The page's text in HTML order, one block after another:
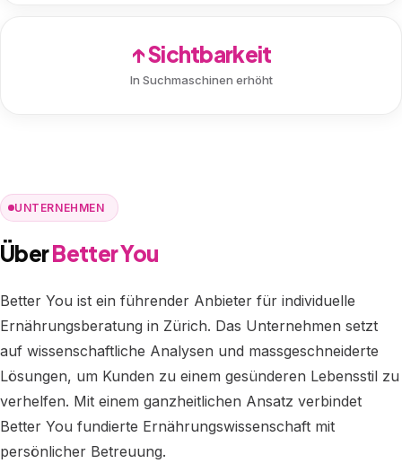
↑ Sichtbarkeit
In Suchmaschinen erhöht
UNTERNEHMEN
ÜberBetter You
Better You ist ein führender Anbieter für individuelle
Ernährungsberatung in Zürich. Das Unternehmen setzt
auf wissenschaftliche Analysen und massgeschneiderte
Lösungen, um Kunden zu einem gesünderen Lebensstil zu
verhelfen. Mit einem ganzheitlichen Ansatz verbindet
Better You fundierte Ernährungswissenschaft mit
persönlicher Betreuung.